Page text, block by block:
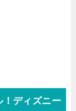
！ディズニー